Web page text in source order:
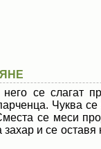
се слагат
Чуква
се меси
и се